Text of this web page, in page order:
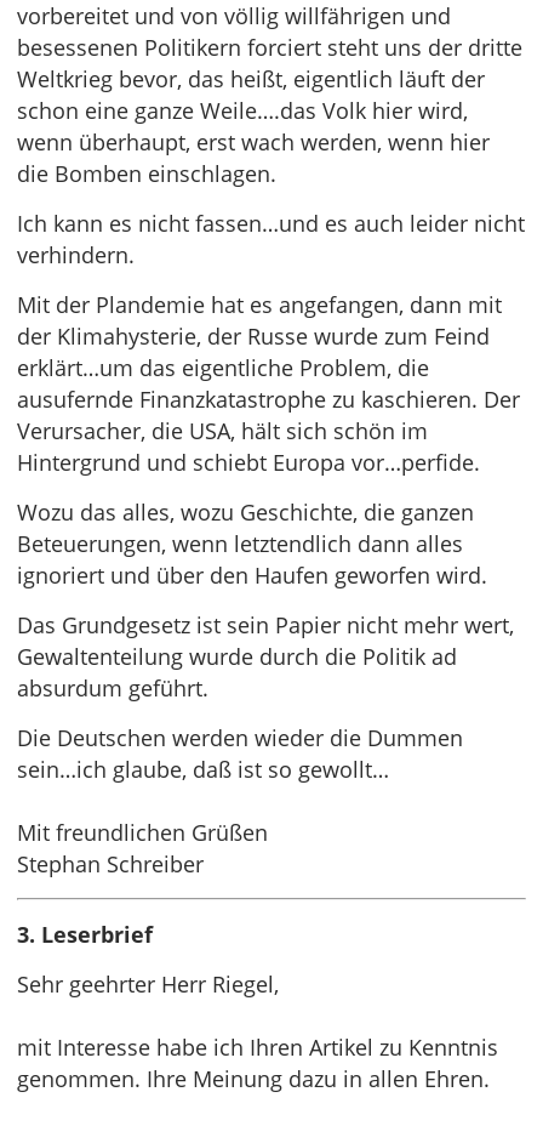
vorbereitet und von völlig willfährigen und
besessenen Politikern forciert steht uns der dritte
Weltkrieg bevor, das heißt, eigentlich läuft der
schon eine ganze Weile….das Volk hier wird,
wenn überhaupt, erst wach werden, wenn hier
die Bomben einschlagen.
Ich kann es nicht fassen…und es auch leider nicht
verhindern.
Mit der Plandemie hat es angefangen, dann mit
der Klimahysterie, der Russe wurde zum Feind
erklärt…um das eigentliche Problem, die
ausufernde Finanzkatastrophe zu kaschieren. Der
Verursacher, die USA, hält sich schön im
Hintergrund und schiebt Europa vor…perfide.
Wozu das alles, wozu Geschichte, die ganzen
Beteuerungen, wenn letztendlich dann alles
ignoriert und über den Haufen geworfen wird.
Das Grundgesetz ist sein Papier nicht mehr wert,
Gewaltenteilung wurde durch die Politik ad
absurdum geführt.
Die Deutschen werden wieder die Dummen
sein…ich glaube, daß ist so gewollt…
Mit freundlichen Grüßen
Stephan Schreiber
3. Leserbrief
Sehr geehrter Herr Riegel,
mit Interesse habe ich Ihren Artikel zu Kenntnis
genommen. Ihre Meinung dazu in allen Ehren.